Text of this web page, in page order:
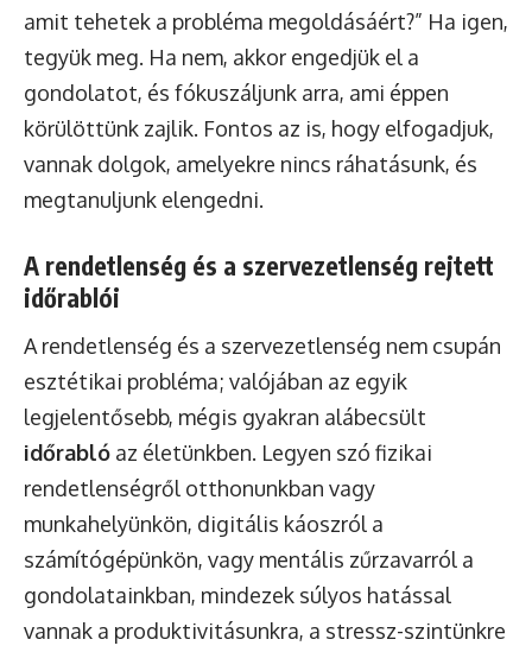
amit tehetek a probléma megoldásáért?” Ha igen,
tegyük meg. Ha nem, akkor engedjük el a
gondolatot, és fókuszáljunk arra, ami éppen
körülöttünk zajlik. Fontos az is, hogy elfogadjuk,
vannak dolgok, amelyekre nincs ráhatásunk, és
megtanuljunk elengedni.
A rendetlenség és a szervezetlenség rejtett
időrablói
A rendetlenség és a szervezetlenség nem csupán
esztétikai probléma; valójában az egyik
legjelentősebb, mégis gyakran alábecsült
időrabló az életünkben. Legyen szó fizikai
rendetlenségről otthonunkban vagy
munkahelyünkön, digitális káoszról a
számítógépünkön, vagy mentális zűrzavarról a
gondolatainkban, mindezek súlyos hatással
vannak a produktivitásunkra, a stressz-szintünkre